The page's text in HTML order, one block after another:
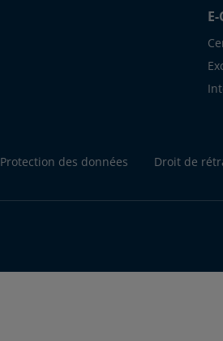
Protection des données Droit de